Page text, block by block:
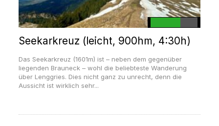
Seekarkreuz (leicht, 900hm, 4:30h)
Das Seekarkreuz (1601m) ist – neben dem gegenüber
liegenden Brauneck – wohl die beliebteste Wanderung
über Lenggries. Dies nicht ganz zu unrecht, denn die
Aussicht ist wirklich sehr...